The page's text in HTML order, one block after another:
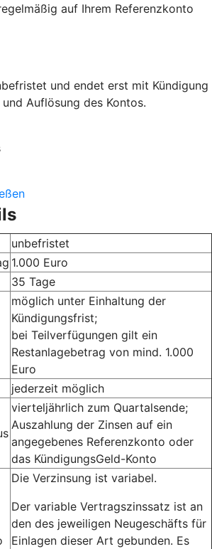
auf Ihrem Referenzkonto
und endet erst mit Kündigung
Auflösung des Kontos.
unbefristet
1.000 Euro
35 Tage
möglich unter Einhaltung der
Kündigungsfrist;
bei Teilverfügungen gilt ein
Restanlagebetrag von mind. 1.000
Euro
jederzeit möglich
vierteljährlich zum Quartalsende;
Auszahlung der Zinsen auf ein
angegebenes Referenzkonto oder
das KündigungsGeld-Konto
Die Verzinsung ist variabel.
Der variable Vertragszinssatz ist an
den des jeweiligen Neugeschäfts für
Einlagen dieser Art gebunden. Es